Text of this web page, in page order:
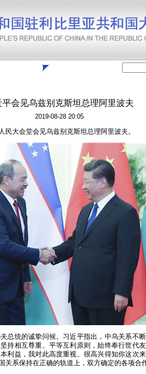
平会见乌兹别克斯坦总理阿里波夫
2019-08-28 20:05
大会堂会见乌兹别克斯坦总理阿里波夫。
统的诚挚问候。习近平指出，中乌关系不
持相互尊重、平等互利原则，始终奉行世代
利益，我对此高度重视。很高兴得知你这次
系保持在正确的轨道上，双方确定的各项合